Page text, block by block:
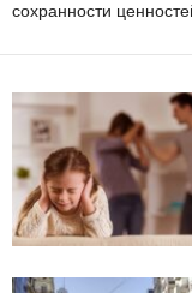
сохранности